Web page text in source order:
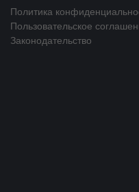
нагрузку.
на фоне терапии
уменьшение давления
Приём начальной дозы
функ’ционального класса
Политика
Пользовательское
Законодательство